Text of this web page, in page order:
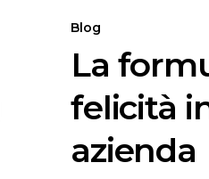
Blog
La
felicità
azienda